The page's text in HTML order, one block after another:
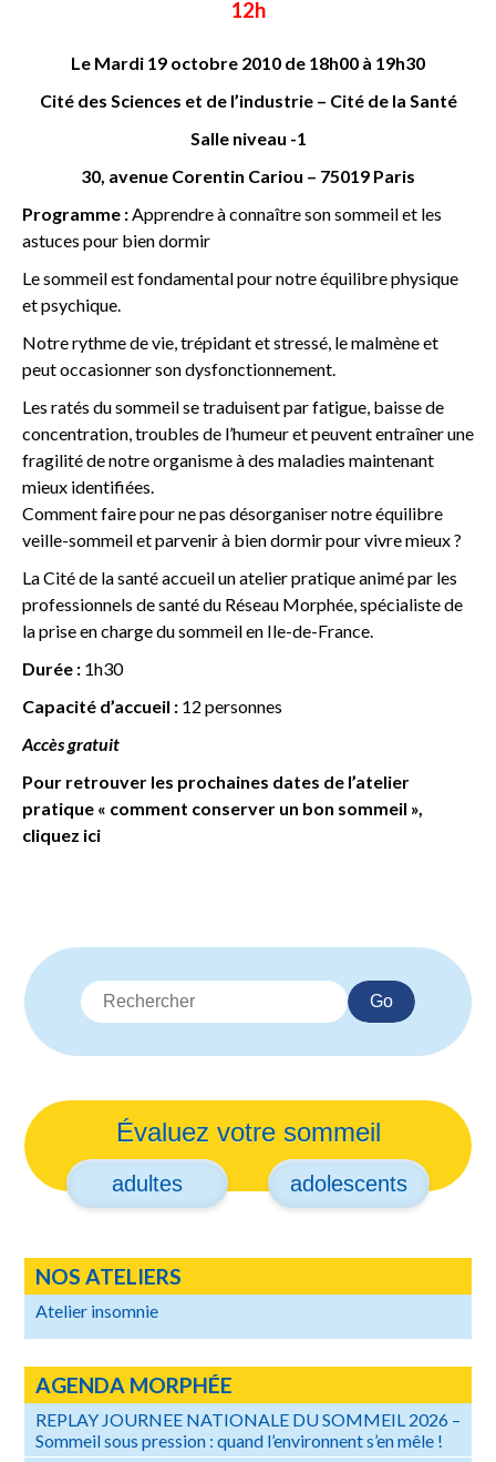
12h
Le Mardi 19 octobre 2010 de 18h00 à 19h30
Cité des Sciences et de l’industrie – Cité de la Santé
Salle niveau -1
30, avenue Corentin Cariou – 75019 Paris
Programme :Apprendre à connaître son sommeil et les
astuces pour bien dormir
Le sommeil est fondamental pour notre équilibre physique
et psychique.
Notre rythme de vie, trépidant et stressé, le malmène et
peut occasionner son dysfonctionnement.
Les ratés du sommeil se traduisent par fatigue, baisse de
concentration, troubles de l’humeur et peuvent entraîner une
fragilité de notre organisme à des maladies maintenant
mieux identifiées.
Comment faire pour ne pas désorganiser notre équilibre
veille-sommeil et parvenir à bien dormir pour vivre mieux ?
La Cité de la santé accueil un atelier pratique animé par les
professionnels de santé du Réseau Morphée, spécialiste de
la prise en charge du sommeil en Ile-de-France.
Durée : 1h30
Capacité d’accueil : 12 personnes
Accès gratuit
Pour retrouver les prochaines dates de l’atelier
pratique « comment conserver un bon sommeil »,
cliquez ici
Go
Évaluez votre sommeil
adultes adolescents
NOS ATELIERS
Atelier insomnie
AGENDA MORPHÉE
REPLAY JOURNEE NATIONALE DU SOMMEIL 2026 –
Sommeil sous pression : quand l’environnent s’en mêle !